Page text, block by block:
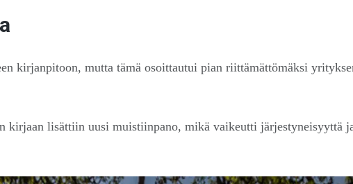
kirjanpitoon, mutta tämä osoittautui pian riittämättömäksi
kirjaan lisättiin uusi muistiinpano, mikä vaikeutti järjestyneisyyttä